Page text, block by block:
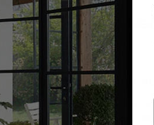
Let op: levertijden
Informeer vooraf naar de actuele
voorkomen.